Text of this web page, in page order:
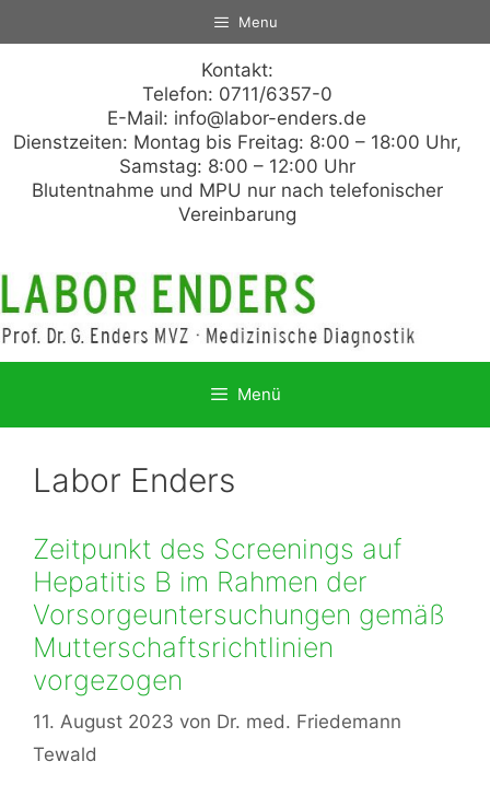
Menu
Kontakt:
Telefon: 0711/6357-0
E-Mail: info@labor-enders.de
Dienstzeiten: Montag bis Freitag: 8:00 – 18:00 Uhr,
Samstag: 8:00 – 12:00 Uhr
Blutentnahme und MPU nur nach telefonischer
Vereinbarung
Menü
Labor Enders
Zeitpunkt des Screenings auf
Hepatitis B im Rahmen der
Vorsorgeuntersuchungen gemäß
Mutterschaftsrichtlinien
vorgezogen
11. August 2023 von Dr. med. Friedemann
Tewald